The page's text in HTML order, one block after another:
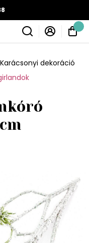
Karácsonyi dekoráció